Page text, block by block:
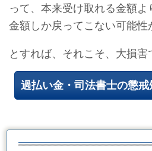
って、本来受け取れる金額
金額しか戻ってこない可能性
とすれば、それこそ、大損害
過払い金・司法書士の懲戒